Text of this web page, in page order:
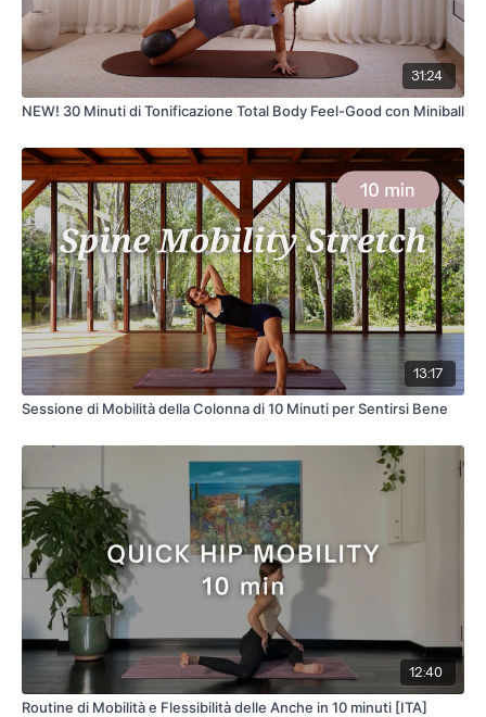
31:24
NEW! 30 Minuti di Tonificazione Total Body Feel-Good con Miniball
13:17
Sessione di Mobilità della Colonna di 10 Minuti per Sentirsi Bene
12:40
Routine di Mobilità e Flessibilità delle Anche in 10 minuti [ITA]